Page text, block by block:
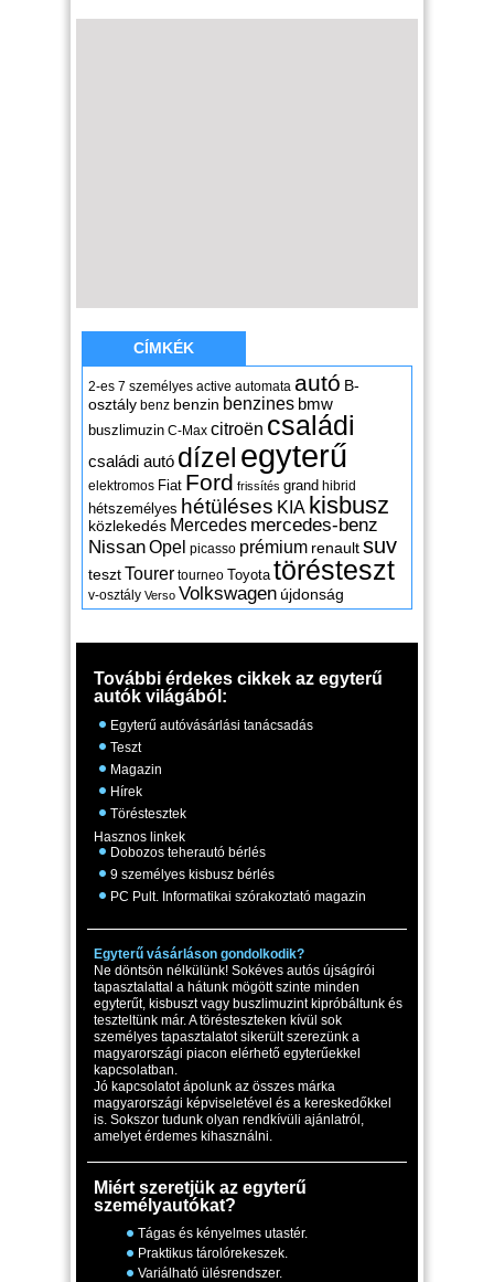
CÍMKÉK
2-es 7 személyes active automata autó B-
osztály benz benzin benzines bmw
buszlimuzin C-Max citroën családi
családi autó dízel egyterű
elektromos Fiat Ford frissítés grand hibrid
hétszemélyes hétüléses KIA kisbusz
közlekedés Mercedes mercedes-benz
NissanOpel picasso prémium renaultsuv
tesztTourer tourneo Toyota törésteszt
v-osztály Verso Volkswagen újdonság
További érdekes cikkek az egyterű
autók világából:
Egyterű autóvásárlási tanácsadás
Teszt
Magazin
Hírek
Töréstesztek
Hasznos linkek
Dobozos teherautó bérlés
9 személyes kisbusz bérlés
PC Pult. Informatikai szórakoztató magazin
Egyterű vásárláson gondolkodik?
Ne döntsön nélkülünk! Sokéves autós újságírói
tapasztalattal a hátunk mögött szinte minden
egyterűt, kisbuszt vagy buszlimuzint kipróbáltunk és
teszteltünk már. A törésteszteken kívül sok
személyes tapasztalatot sikerült szerezünk a
magyarországi piacon elérhető egyterűekkel
kapcsolatban.
Jó kapcsolatot ápolunk az összes márka
magyarországi képviseletével és a kereskedőkkel
is. Sokszor tudunk olyan rendkívüli ajánlatról,
amelyet érdemes kihasználni.
Miért szeretjük az egyterű
személyautókat?
Tágas és kényelmes utastér.
Praktikus tárolórekeszek.
Variálható ülésrendszer.